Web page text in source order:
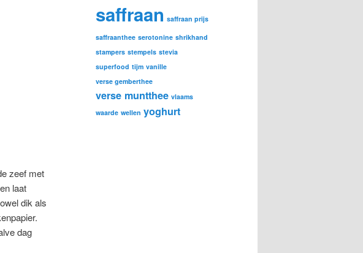
zeef met
laat
dik als
dag
saffraan saffraan prijs
saffraanthee serotonine shrikhand
stampers stempels stevia
superfood tijm vanille
verse gemberthee
verse muntthee vlaams
waarde wellen yoghurt